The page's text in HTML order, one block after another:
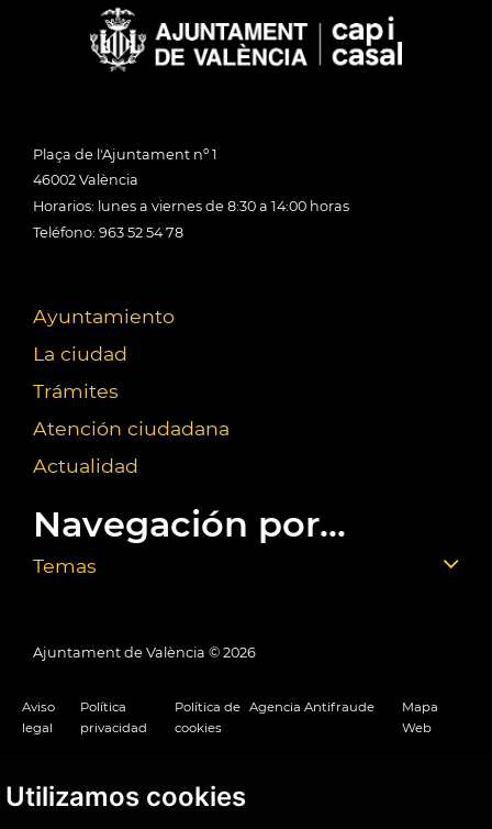
Utilizamos cookies
Plaça de l'Ajuntament nº 1
46002 València
Horarios: lunes a viernes de 8:30 a 14:00 horas
Teléfono: 963 52 54 78
Ayuntamiento
La ciudad
Trámites
Atención ciudadana
Actualidad
Navegación por...
Temas
Ajuntament de València © 2026
Aviso
legal
Política
privacidad
Política de
cookies
Agencia Antifraude
Mapa
Web